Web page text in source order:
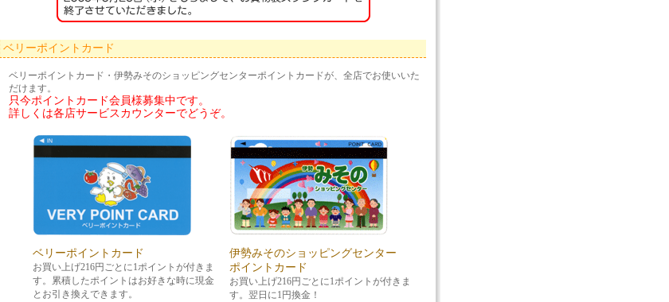
ベリーポイントカード
ベリーポイントカード・伊勢みそのショッピングセンターポイントカードが、全店でお使いいた
だけます。
只今ポイントカード会員様募集中です。
詳しくは各店サービスカウンターでどうぞ。
ベリーポイントカード
お買い上げ216円ごとに1ポイントが付きま
す。累積したポイントはお好きな時に現金
とお引き換えできます。
伊勢みそのショッピングセンター
ポイントカード
お買い上げ216円ごとに1ポイントが付きま
す。翌日に1円換金！